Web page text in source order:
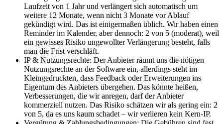
Laufzeit von 1 Jahr und verlängert sich automatisch um
weitere 12 Monate, wenn nicht 3 Monate vor Ablauf
gekündigt wird. Das ist einigermaßen üblich. Wir haben einen
Reminder im Kalender, aber dennoch: 2 von 5 (moderat), weil
ein gewisses Risiko ungewollter Verlängerung besteht, falls
man die Frist verschläft.
IP & Nutzungsrechte: Der Anbieter räumt uns die nötigen
Nutzungsrechte an der Software ein, allerdings steht im
Kleingedruckten, dass Feedback oder Erweiterungen ins
Eigentum des Anbieters übergehen. Das könnte heißen,
Verbesserungen, die wir anregen, darf der Anbieter
kommerziell nutzen. Das Risiko schätzen wir als gering ein: 2
von 5, da es uns kaum schadet – wir verlieren kein Kern-IP.